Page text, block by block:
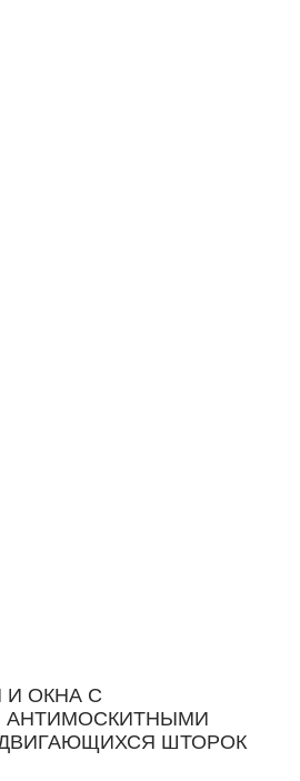
И ОКНА С
АНТИМОСКИТНЫМИ
ШТОРОК